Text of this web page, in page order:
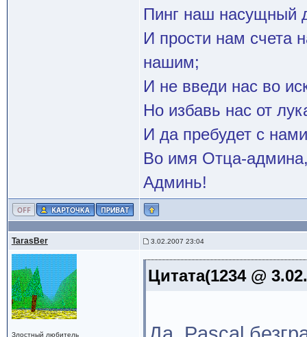
Пинг наш насущный
И прости нам счета
нашим;
И не введи нас во
Но избавь нас от
И да пребудет с
Во имя Отца-
Админь!
TarasBer 3.02.2007 23:04
Злостный любитель
Цитата(1234 @